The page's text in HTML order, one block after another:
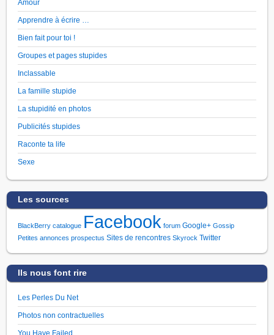
Amour
Apprendre à écrire …
Bien fait pour toi !
Groupes et pages stupides
Inclassable
La famille stupide
La stupidité en photos
Publicités stupides
Raconte ta life
Sexe
Les sources
BlackBerry catalogue Facebook forum Google+ Gossip
Petites annonces prospectus Sites de rencontres Skyrock Twitter
Ils nous font rire
Les Perles Du Net
Photos non contractuelles
You Have Failed